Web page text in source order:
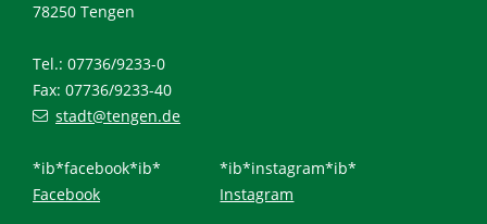
78250 Tengen
Tel.: 07736/9233-0
Fax: 07736/9233-40
stadt@tengen.de
*ib*facebook*ib*
Facebook
*ib*instagram*ib*
Instagram